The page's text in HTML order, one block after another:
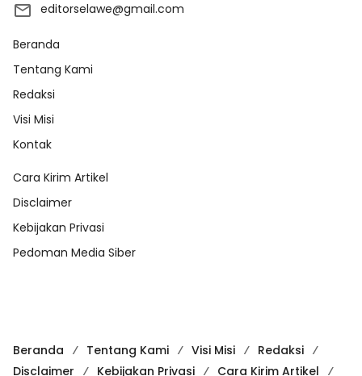
editorselawe@gmail.com
Beranda
Tentang Kami
Redaksi
Visi Misi
Kontak
Cara Kirim Artikel
Disclaimer
Kebijakan Privasi
Pedoman Media Siber
Beranda Tentang Kami Visi Misi
Redaksi
Disclaimer
Kebijakan Privasi Cara Kirim Artikel